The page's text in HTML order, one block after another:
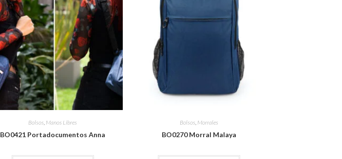
Bolsos, Manos Libres
BO0421 Portadocumentos Anna
Bolsos, Morrales
BO0270 Morral Malaya